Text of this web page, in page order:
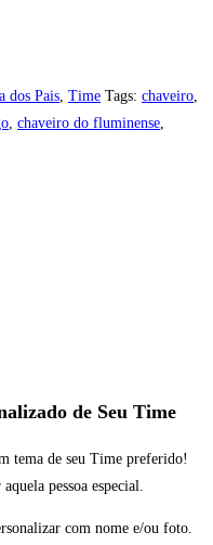
dos Pais Time Tags: chaveiro
chaveiro do fluminense
de Seu Time
tema de seu Time preferido!
pessoa especial.
com nome e/ou foto.